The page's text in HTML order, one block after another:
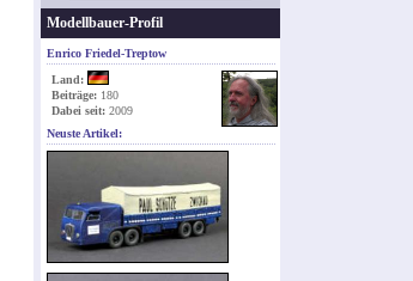
Modellbauer-Profil
Enrico Friedel-Treptow
Land:
Beiträge: 180
Dabei seit: 2009
Neuste Artikel: